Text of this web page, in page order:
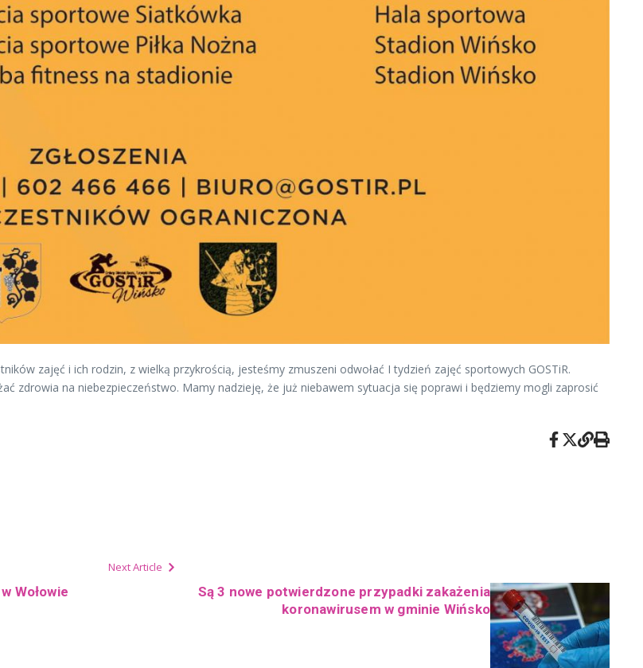
zajęć i ich rodzin, z wielką przykrością, jesteśmy zmuszeni odwołać I tydzień zajęć sportowych GOSTiR.
zdrowia na niebezpieczeństwo. Mamy nadzieję, że już niebawem sytuacja się poprawi i będziemy mogli zaprosić
Wołowie
Next Article
Są 3 nowe potwierdzone przypadki zakażenia
koronawirusem w gminie Wińsko